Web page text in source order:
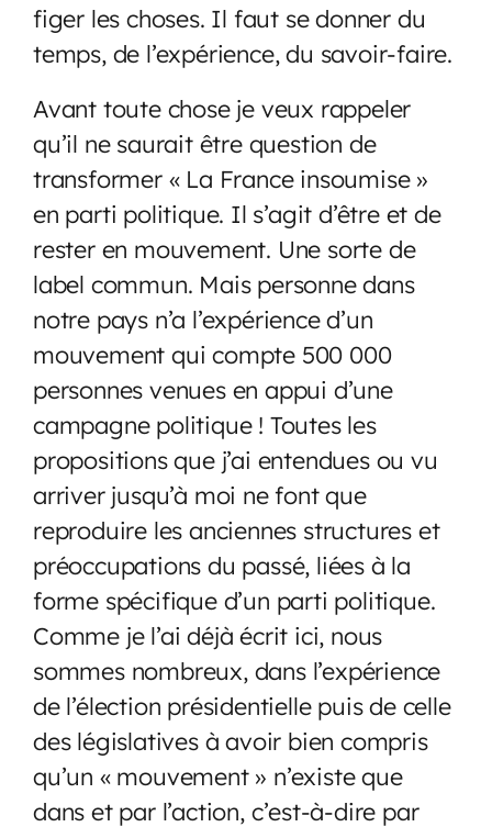
figer les choses. Il faut se donner du
temps, de l’expérience, du savoir-faire.
Avant toute chose je veux rappeler
qu’il ne saurait être question de
transformer « La France insoumise »
en parti politique. Il s’agit d’être et de
rester en mouvement. Une sorte de
label commun. Mais personne dans
notre pays n’a l’expérience d’un
mouvement qui compte 500 000
personnes venues en appui d’une
campagne politique ! Toutes les
propositions que j’ai entendues ou vu
arriver jusqu’à moi ne font que
reproduire les anciennes structures et
préoccupations du passé, liées à la
forme spécifique d’un parti politique.
Comme je l’ai déjà écrit ici, nous
sommes nombreux, dans l’expérience
de l’élection présidentielle puis de celle
des législatives à avoir bien compris
qu’un « mouvement » n’existe que
dans et par l’action, c’est-à-dire par